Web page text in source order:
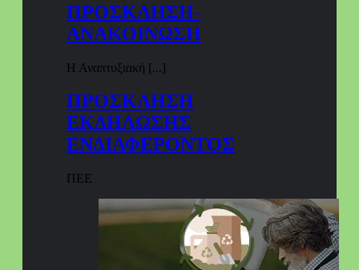
ΠΡΟΣΚΛΗΣΗ-
ΑΝΑΚΟΙΝΩΣΗ
Η Αναπτυξιακή [...]
ΠΡΟΣΚΛΗΣΗ
ΕΚΔΗΛΩΣΗΣ
ΕΝΔΙΑΦΕΡΟΝΤΟΣ
ΠΕΕ